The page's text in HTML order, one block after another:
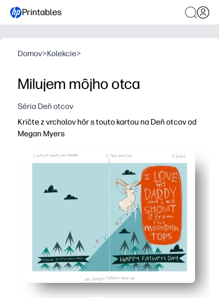
Printables
Domov>Kolekcie>
Milujem môjho otca
Séria Deň otcov
Kričte z vrcholov hôr s touto kartou na Deň otcov od
Megan Myers